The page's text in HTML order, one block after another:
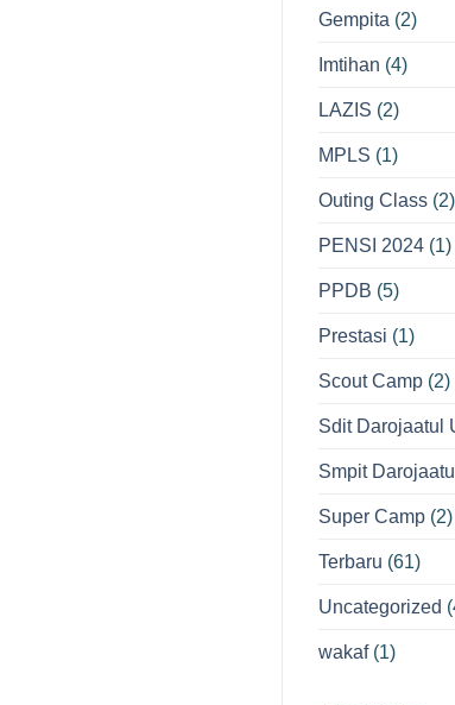
Gempita (2)
Imtihan (4)
LAZIS (2)
MPLS (1)
Outing Class(2)
PENSI 2024(1)
PPDB (5)
Prestasi (1)
Scout Camp(2)
Sdit Darojaatul
Smpit
Super Camp(2)
Terbaru (61)
Uncategorized
wakaf(1)